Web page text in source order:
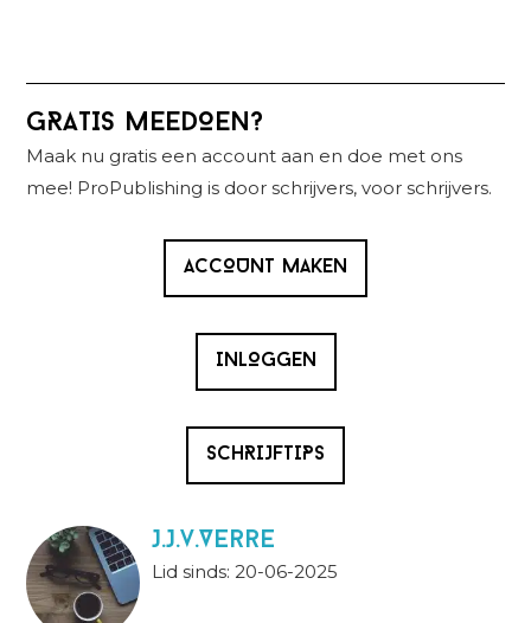
Primaire
Sidebar
GRATIS MEEDOEN?
Maak nu gratis een account aan en doe met ons
mee! ProPublishing is door schrijvers, voor schrijvers.
ACCOUNT MAKEN
INLOGGEN
SCHRIJFTIPS
J.J.v.Verre
Lid sinds: 20-06-2025